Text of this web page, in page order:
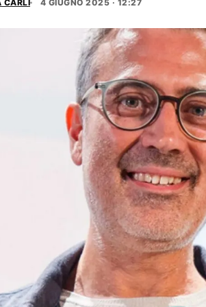
CARLI 4 GIUGNO 2025 · 12:27